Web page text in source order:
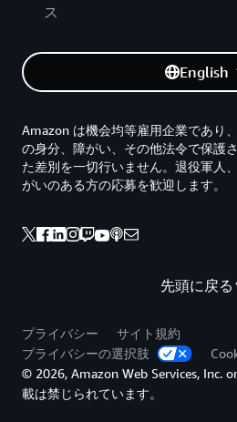
ス
English
先頭に戻る
Amazon は機会均等雇用企業であり
の身分、障がい、その他法令で保護
た差別を一切行いません。退役軍人
がいのある方の応募を歓迎します。
プライバシー
サイト規約
プライバシーの選択肢
© 2026, Amazon Web Services, Inc.
載は禁じられています。